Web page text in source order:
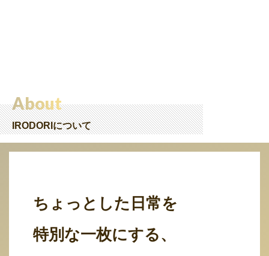
About
IRODORIについて
ちょっとした日常を
特別な一枚にする、